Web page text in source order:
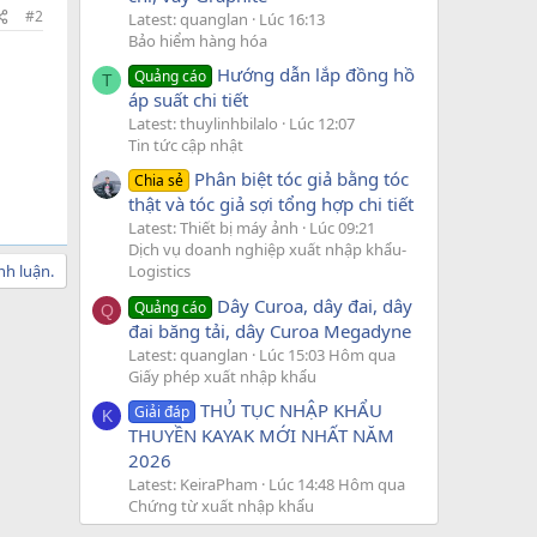
#2
luận.
Latest: quanglan
Lúc 16:13
Bảo hiểm hàng hóa
T Quảng cáo Hướng dẫn lắp đồng hồ
áp suất chi tiết
Latest: thuylinhbilalo
Lúc 12:07
Tin tức cập nhật
Chia sẻ Phân biệt tóc giả bằng tóc
thật và tóc giả sợi tổng hợp chi tiết
Latest: Thiết bị máy ảnh
Lúc 09:21
Dịch vụ doanh nghiệp xuất nhập khẩu-
Logistics
Q Quảng cáo Dây Curoa, dây đai, dây
đai băng tải, dây Curoa Megadyne
Latest: quanglan
Lúc 15:03 Hôm qua
Giấy phép xuất nhập khẩu
K Giải đáp THỦ TỤC NHẬP KHẨU
THUYỀN KAYAK MỚI NHẤT NĂM
2026
Latest: KeiraPham
Lúc 14:48 Hôm qua
Chứng từ xuất nhập khẩu